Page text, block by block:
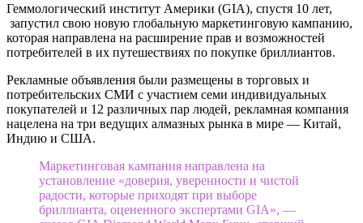
Геммологический институт Америки (GIA), спустя 10 лет,
запустил свою новую глобальную маркетинговую кампанию,
которая направлена ​​на расширение прав и возможностей
потребителей в их путешествиях по покупке бриллиантов.
Рекламные объявления были размещены в торговых и
потребительских СМИ с участием семи индивидуальных
покупателей и 12 различных пар людей, рекламная компания
нацелена на три ведущих алмазных рынка в мире — Китай,
Индию и США.
Маркетинговая кампания направлена ​​на
установление «доверия, уверенности и чистой
радости, которые приходят при выборе
бриллианта, оцененного экспертами GIA», —